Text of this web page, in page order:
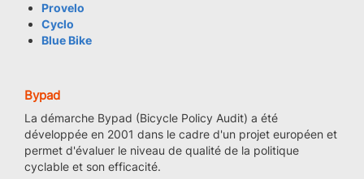
Provelo
Cyclo
Blue Bike
Bypad
La démarche Bypad (Bicycle Policy Audit) a été
développée en 2001 dans le cadre d'un projet européen et
permet d'évaluer le niveau de qualité de la politique
cyclable et son efficacité.